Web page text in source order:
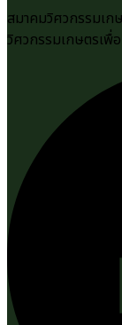
สมาคมวิศวกรรมเ
วิศวกรรมเกษตรเพื่